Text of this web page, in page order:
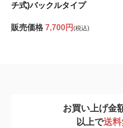
チ式)バックルタイプ
販売価格 7,700円(税込)
お買い上げ金
以上で送料